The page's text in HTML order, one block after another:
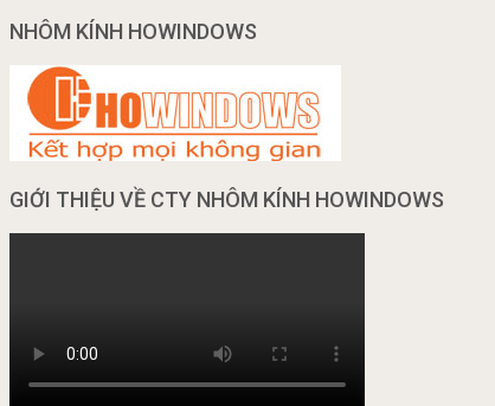
NHÔM KÍNH HOWINDOWS
GIỚI THIỆU VỀ CTY NHÔM KÍNH HOWINDOWS